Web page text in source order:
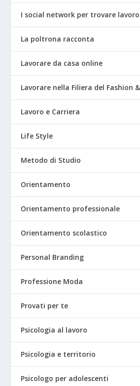
I social network per trovare lavoro
La poltrona racconta
Lavorare da casa online
Lavorare nella Filiera del Fashion
Lavoro e Carriera
Life Style
Metodo di Studio
Orientamento
Orientamento professionale
Orientamento scolastico
Personal Branding
Professione Moda
Provati per te
Psicologia al lavoro
Psicologia e territorio
Psicologo per adolescenti